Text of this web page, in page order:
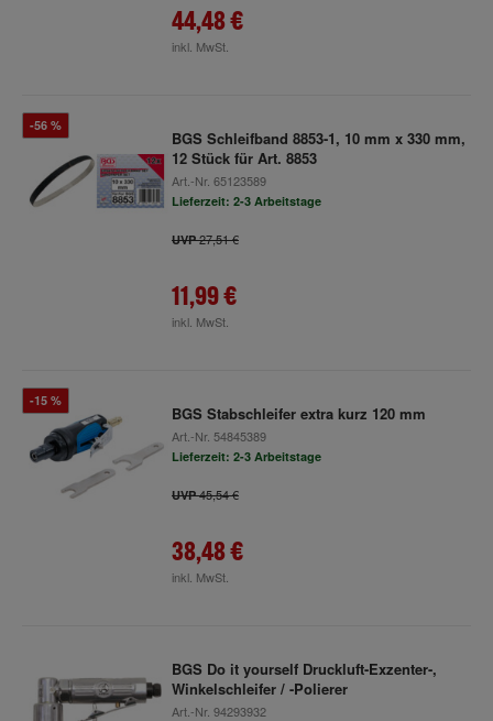
44,48 €
inkl. MwSt.
-56 %
BGS Schleifband 8853-1, 10 mm x 330 mm,
12 Stück für Art. 8853
Art.-Nr. 65123589
Lieferzeit: 2-3 Arbeitstage
UVP27,51 €
11,99 €
inkl. MwSt.
-15 %
BGS Stabschleifer extra kurz 120 mm
Art.-Nr. 54845389
Lieferzeit: 2-3 Arbeitstage
UVP45,54 €
38,48 €
inkl. MwSt.
BGS Do it yourself Druckluft-Exzenter-,
Winkelschleifer / -Polierer
Art.-Nr. 94293932